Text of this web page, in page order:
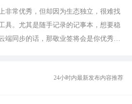
非常优秀，但却因为生态独立，很难找
具。尤其是随手记录的记事本，想要稳
端同步的话，那敬业签将会是你优秀的
24小时内最新发布内容推荐